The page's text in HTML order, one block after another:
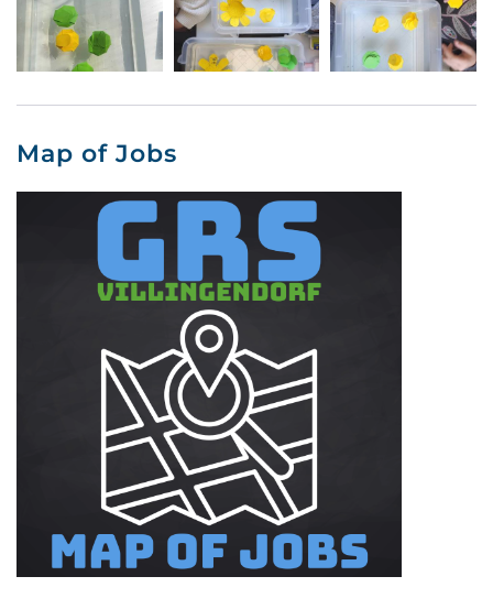
Map of Jobs